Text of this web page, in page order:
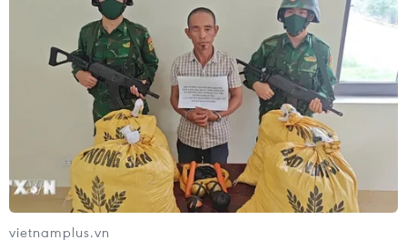
vietnamplus.vn